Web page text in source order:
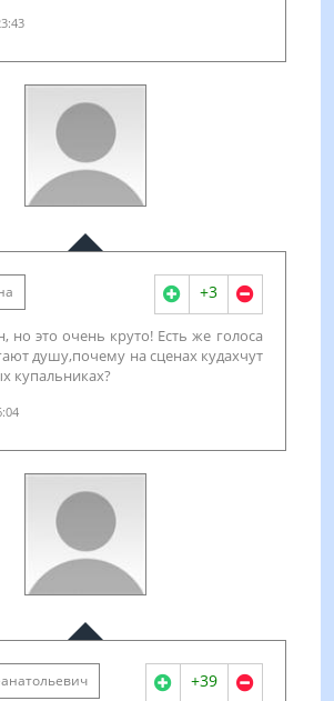
+3
но это очень круто! Есть же голоса
душу,почему на сценах кудахчут
купальниках?
+39